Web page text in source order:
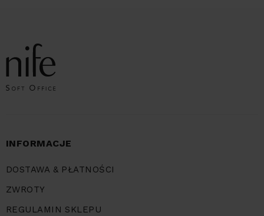
INFORMACJE
DOSTAWA & PŁATNOŚCI
ZWROTY
REGULAMIN SKLEPU